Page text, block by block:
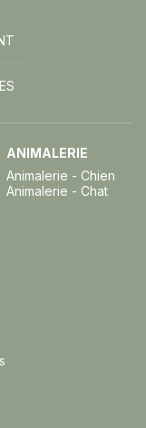
ANIMALERIE
Animalerie - Chien
Animalerie - Chat